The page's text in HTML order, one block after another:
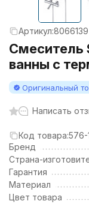
Артикул:8066139
Смеситель
ванны с
Оригинальный
Написать
Код товара:576-
Бренд
Страна-
Гарантия
Материал
Цвет товара